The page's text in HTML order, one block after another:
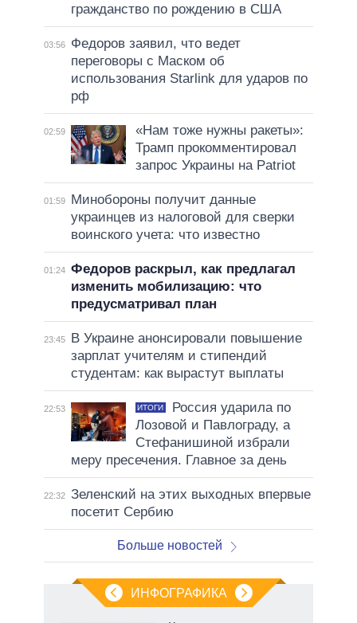
гражданство по рождению в США
03:56
Федоров заявил, что ведет
переговоры с Маском об
использования Starlink для ударов по
рф
02:59
«Нам тоже нужны ракеты»:
Трамп прокомментировал
запрос Украины на Patriot
01:59
Минобороны получит данные
украинцев из налоговой для сверки
воинского учета: что известно
01:24 Федоров раскрыл, как предлагал
изменить мобилизацию: что
предусматривал план
23:45
В Украине анонсировали повышение
зарплат учителям и стипендий
студентам: как вырастут выплаты
22:53 ИТОГИ
Россия ударила по
Лозовой и Павлограду, а
Стефанишиной избрали
меру пресечения. Главное за день
22:32 Зеленский на этих выходных впервые
посетит Сербию
Больше новостей
ИНФОГРАФИКА